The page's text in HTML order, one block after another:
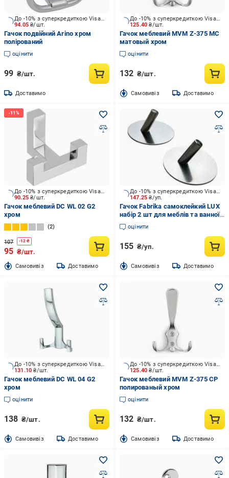
94.05₴/шт.
До -10% з суперкредиткою Visa Вигода
Гачок подвійний Arino хром
полірований
оцінити
99 ₴/шт.
Доставимо
125.40₴/шт.
До -10% з суперкредиткою Visa Вигода
Гачок меблевий MVM Z-375 MC
матовый хром
оцінити
132 ₴/шт.
Cамовивіз Доставимо
90.25₴/шт.
До -10% з суперкредиткою Visa Вигода
Гачок меблевий DC WL 02 G2
хром
2
107 -12 ₴
95 ₴/шт.
Cамовивіз Доставимо
147.25₴/уп.
До -10% з суперкредиткою Visa Вигода
Гачок Fabrika самоклейкий LUX
набір 2 шт для меблів та ванної
кімнати
оцінити
155 ₴/уп.
Cамовивіз Доставимо
131.10₴/шт.
До -10% з суперкредиткою Visa Вигода
Гачок меблевий DC WL 04 G2
хром
оцінити
138 ₴/шт.
Cамовивіз Доставимо
125.40₴/шт.
До -10% з суперкредиткою Visa Вигода
Гачок меблевий MVM Z-375 CP
полированый хром
оцінити
132 ₴/шт.
Cамовивіз Доставимо